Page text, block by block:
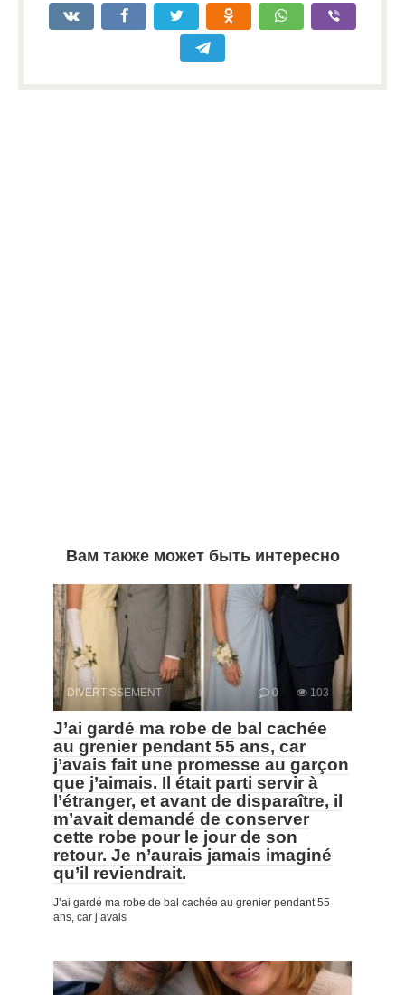
Вам также может быть интересно
DIVERTISSEMENT 0 103
J’ai gardé ma robe de bal cachée
au grenier pendant 55 ans, car
j’avais fait une promesse au garçon
que j’aimais. Il était parti servir à
l’étranger, et avant de disparaître, il
m’avait demandé de conserver
cette robe pour le jour de son
retour. Je n’aurais jamais imaginé
qu’il reviendrait.
J’ai gardé ma robe de bal cachée au grenier pendant 55
ans, car j’avais